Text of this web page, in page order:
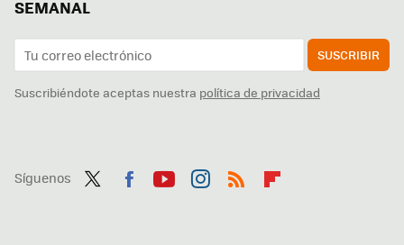
SEMANAL
SUSCRIBIR
Suscribiéndote aceptas nuestra política de privacidad
Síguenos